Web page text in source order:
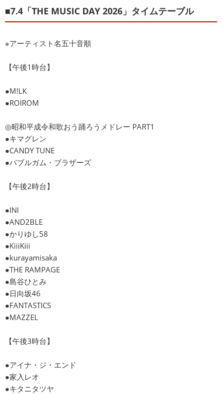
■7.4「THE MUSIC DAY 2026」タイムテーブル
※アーティスト名五十音順
【午後1時台】
●M!LK
●ROIROM
◎昭和平成令和歌おう踊ろうメドレー PART1
●キマグレン
●CANDY TUNE
●バブルガム・ブラザーズ
【午後2時台】
●INI
●AND2BLE
●かりゆし58
●KiiiKiii
●kurayamisaka
●THE RAMPAGE
●島谷ひとみ
●日向坂46
●FANTASTICS
●MAZZEL
【午後3時台】
●アイナ・ジ・エンド
●家入レオ
●キタニタツヤ